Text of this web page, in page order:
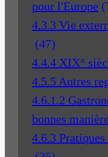
pour l'Europe
4.3.3 Vie
(47)
4.4.4 XIX°
4.5.5 Autres
4.6.1.2
bonnes
4.6.3